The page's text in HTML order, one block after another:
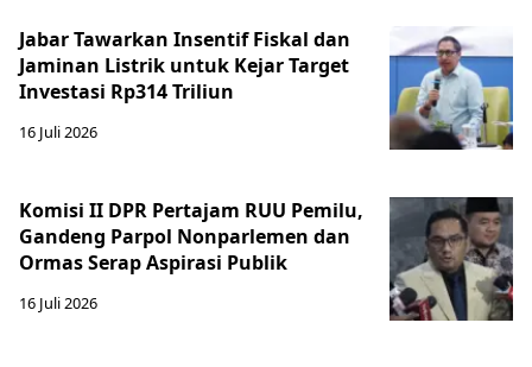
Jabar Tawarkan Insentif Fiskal dan
Jaminan Listrik untuk Kejar Target
Investasi Rp314 Triliun
16 Juli 2026
Komisi II DPR Pertajam RUU Pemilu,
Gandeng Parpol Nonparlemen dan
Ormas Serap Aspirasi Publik
16 Juli 2026